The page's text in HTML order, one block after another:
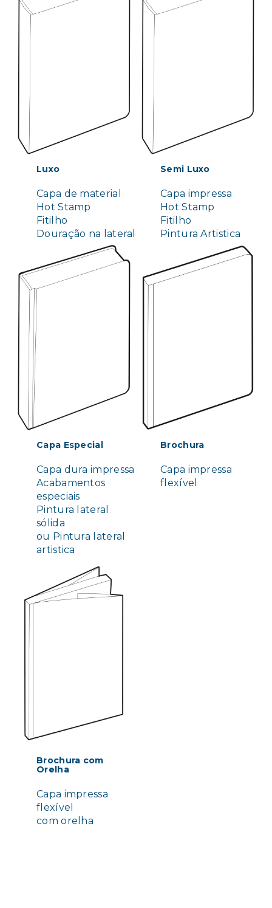
Luxo
Capa de material
Hot Stamp
Fitilho
Douração na lateral
Semi Luxo
Capa impressa
Hot Stamp
Fitilho
Pintura Artistica
Capa Especial
Capa dura impressa
Acabamentos
especiais
Pintura lateral
sólida
ou Pintura lateral
artistica
Brochura
Capa impressa
flexível
Brochura com
Orelha
Capa impressa
flexível
com orelha